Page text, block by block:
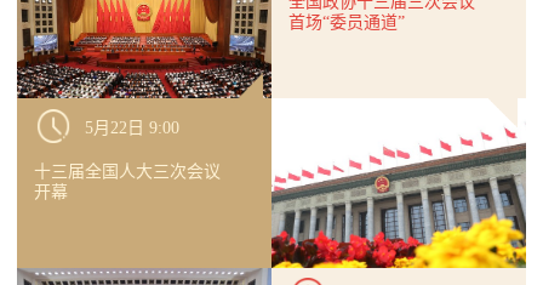
5月22日 9:00
十三届全国人大三次会议
开幕
首场“委员通道”